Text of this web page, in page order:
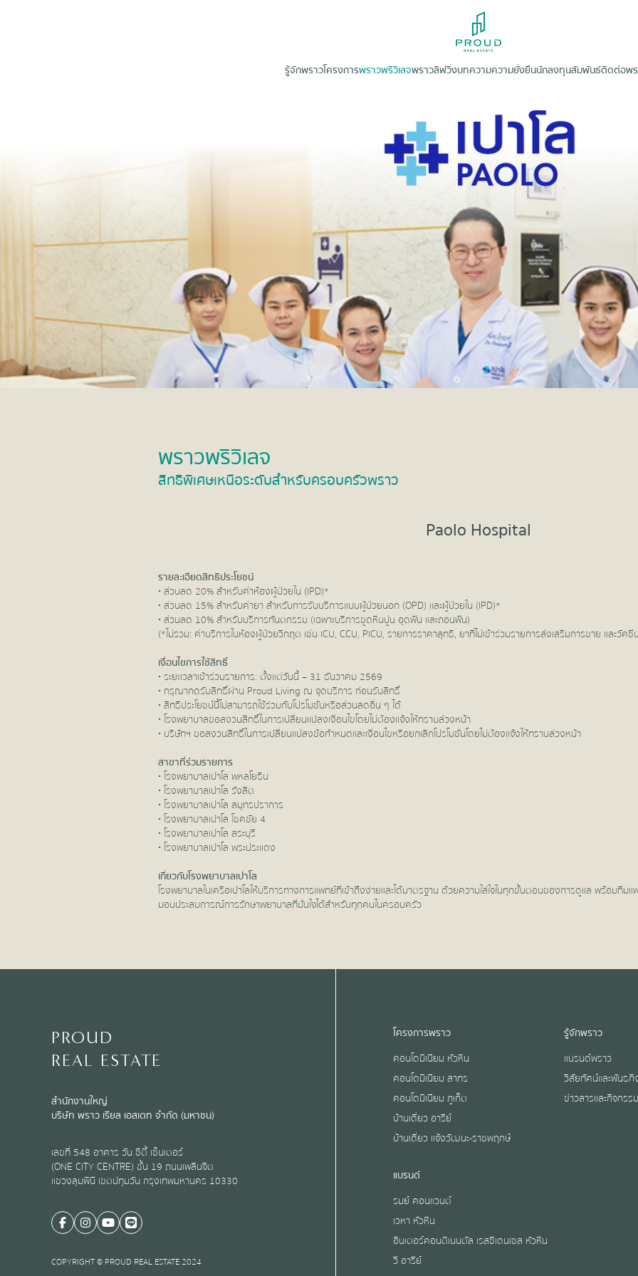
รู้จักพราวโครงการพราวพริวิเลจพราวลิฟวิ่งบทความความยั่งยืนนักลงทุนสัมพันธ์ติดต่อพ
พราวพริวิเลจ
สิทธิพิเศษเหนือระดับสำหรับครอบครัวพราว
Paolo Hospital
รายละเอียดสิทธิประโยชน์
• ส่วนลด 20% สำหรับค่าห้องผู้ป่วยใน (IPD)*
• ส่วนลด 15% สำหรับค่ายา สำหรับการรับบริการแบบผู้ป่วยนอก (OPD) และผู้ป่วยใน (IPD)*
• ส่วนลด 10% สำหรับบริการทันตกรรม (เฉพาะบริการขูดหินปูน อุดฟัน และถอนฟัน)
(*ไม่รวม: ค่าบริการในห้องผู้ป่วยวิกฤต เช่น ICU, CCU, PICU, รายการราคาสุทธิ, ยาที่ไม่เข้าร่วมรายการส่งเสริมการขาย และวัคซี
เงื่อนไขการใช้สิทธิ์
• ระยะเวลาเข้าร่วมรายการ: ตั้งแต่วันนี้ – 31 ธันวาคม 2569
• กรุณากดรับสิทธิ์ผ่าน Proud Living ณ จุดบริการ ก่อนรับสิทธิ์
• สิทธิประโยชน์นี้ไม่สามารถใช้ร่วมกับโปรโมชั่นหรือส่วนลดอื่น ๆ ได้
• โรงพยาบาลขอสงวนสิทธิ์ในการเปลี่ยนแปลงเงื่อนไขโดยไม่ต้องแจ้งให้ทราบล่วงหน้า
• บริษัทฯ ขอสงวนสิทธิ์ในการเปลี่ยนแปลงข้อกำหนดและเงื่อนไขหรือยกเลิกโปรโมชั่นโดยไม่ต้องแจ้งให้ทราบล่วงหน้า
สาขาที่ร่วมรายการ
• โรงพยาบาลเปาโล พหลโยธิน
• โรงพยาบาลเปาโล รังสิต
• โรงพยาบาลเปาโล สมุทรปราการ
• โรงพยาบาลเปาโล โชคชัย 4
• โรงพยาบาลเปาโล สระบุรี
• โรงพยาบาลเปาโล พระประแดง
เกี่ยวกับโรงพยาบาลเปาโล
โรงพยาบาลในเครือเปาโลให้บริการทางการแพทย์ที่เข้าถึงง่ายและได้มาตรฐาน ด้วยความใส่ใจในทุกขั้นตอนของการดูแล พร้อม
มอบประสบการณ์การรักษาพยาบาลที่มั่นใจได้สำหรับทุกคนในครอบครัว
PROUD
REAL ESTATE
สำนักงานใหญ่
บริษัท พราว เรียล เอสเตท จำกัด (มหาชน)
เลขที่ 548 อาคาร วัน ซิตี้ เซ็นเตอร์
(ONE CITY CENTRE) ชั้น 19 ถนนเพลินจิต
แขวงลุมพินี เขตปทุมวัน กรุงเทพมหานคร 10330
COPYRIGHT © PROUD REAL ESTATE 2024
โครงการพราว
คอนโดมิเนียม หัวหิน
คอนโดมิเนียม สาทร
คอนโดมิเนียม ภูเก็ต
บ้านเดี่ยว อารีย์
บ้านเดี่ยว แจ้งวัฒนะ-ราชพฤกษ์
แบรนด์
รมย์ คอนแวนต์
เวหา หัวหิน
อินเตอร์คอนติเนนตัล เรสซิเดนเซส หัวหิน
วี อารีย์
รู้จักพราว
แบรนด์พราว
วิสัยทัศน์และพันธกิ
ข่าวสารและกิจกรรม